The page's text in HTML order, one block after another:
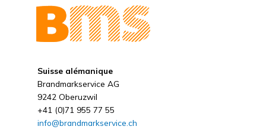
Suisse alémanique
Brandmarkservice AG
9242 Oberuzwil
+41 (0)71 955 77 55
info@brandmarkservice.ch